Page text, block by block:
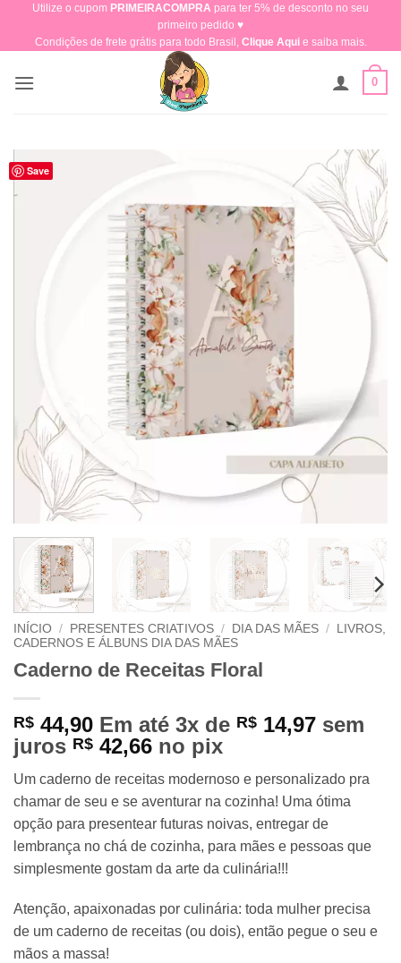
content
Utilize o cupom PRIMEIRACOMPRA para ter 5% de desconto no seu
primeiro pedido ♥​
Condições de frete grátis para todo Brasil, Clique Aquie saiba mais.
0
Save
INÍCIO / PRESENTES CRIATIVOS / DIA DAS MÃES /
LIVROS,
CADERNOS E ÁLBUNS DIA DAS MÃES
Caderno de Receitas Floral
R$ 44,90 Em até 3x de R$ 14,97 sem
juros R$ 42,66 no pix
Um caderno de receitas modernoso e personalizado pra
chamar de seu e se aventurar na cozinha! Uma ótima
opção para presentear futuras noivas, entregar de
lembrança no chá de cozinha, para mães e pessoas que
simplesmente gostam da arte da culinária!!!
Atenção, apaixonadas por culinária: toda mulher precisa
de um caderno de receitas (ou dois), então pegue o seu e
mãos a massa!